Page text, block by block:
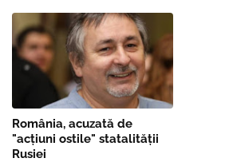
România, acuzată de
"acțiuni ostile" statalității
Rusiei